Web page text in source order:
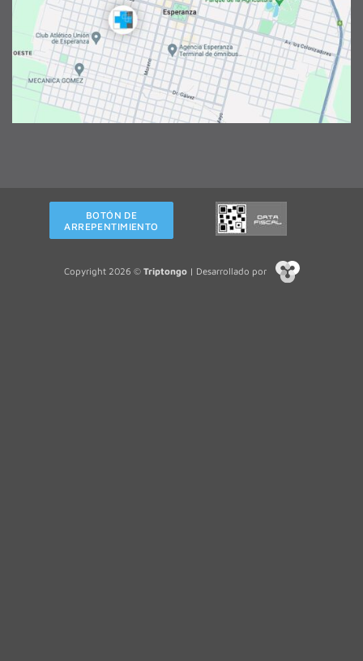
BOTÓN DE
ARREPENTIMIENTO
Copyright 2026 © Triptongo| Desarrollado por